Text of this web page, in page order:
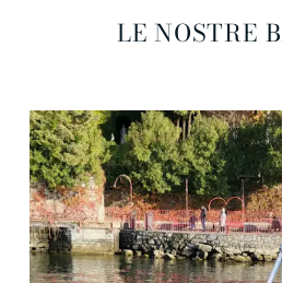
LE NOSTRE